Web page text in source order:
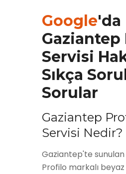
Google'da
Servisi
Sıkça
Sorular
Gaziantep
Servisi Nedir?
Gaziantep'te sunulan
Profilo markalı beyaz